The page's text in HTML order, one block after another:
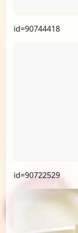
id=90744418